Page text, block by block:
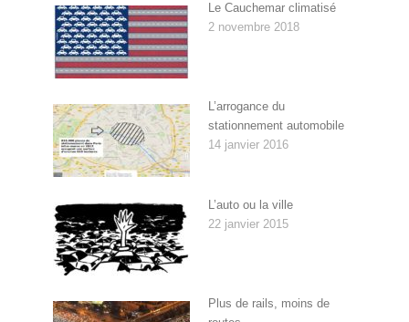
Le Cauchemar climatisé
2 novembre 2018
L’arrogance du
stationnement automobile
14 janvier 2016
L’auto ou la ville
22 janvier 2015
Plus de rails, moins de